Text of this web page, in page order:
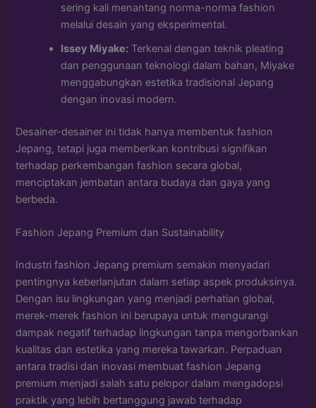
sering kali menantang norma-norma fashion
melalui desain yang eksperimental.
Issey Miyake: Terkenal dengan teknik pleating
dan penggunaan teknologi dalam bahan, Miyake
menggabungkan estetika tradisional Jepang
dengan inovasi modern.
Desainer-desainer ini tidak hanya membentuk fashion
Jepang, tetapi juga memberikan kontribusi signifikan
terhadap perkembangan fashion secara global,
menciptakan jembatan antara budaya dan gaya yang
berbeda.
Fashion Jepang Premium dan Sustainability
Industri fashion Jepang premium semakin menyadari
pentingnya keberlanjutan dalam setiap aspek produksinya.
Dengan isu lingkungan yang menjadi perhatian global,
merek-merek fashion ini berupaya untuk mengurangi
dampak negatif terhadap lingkungan tanpa mengorbankan
kualitas dan estetika yang mereka tawarkan. Perpaduan
antara tradisi dan inovasi membuat fashion Jepang
premium menjadi salah satu pelopor dalam mengadopsi
praktik yang lebih bertanggung jawab terhadap